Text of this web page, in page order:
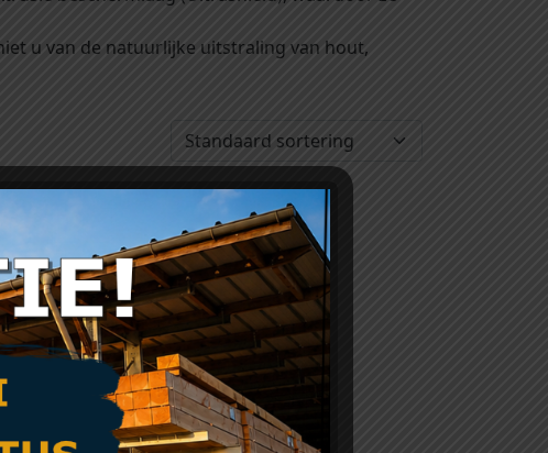
u van de natuurlijke uitstraling van hout,